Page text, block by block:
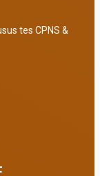
tes CPNS &